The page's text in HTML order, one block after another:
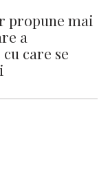
propune mai
a
care se